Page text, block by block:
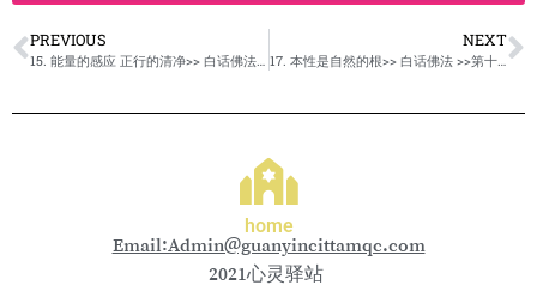
PREVIOUS NEXT
17. 本性是自然的根>> 白话佛法 >>第十二册
home
Email:Admin@guanyincittamqc.com
2021心灵驿站